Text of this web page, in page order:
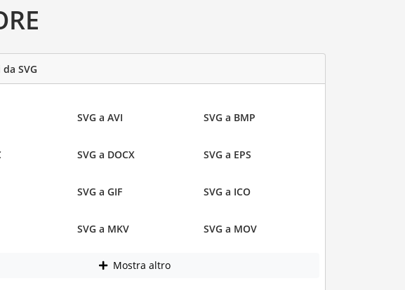
SVG
SVG a AVI SVG a BMP
SVG a DOCX SVG a EPS
SVG a GIF SVG a ICO
SVG a MKV SVG a MOV
Mostra altro